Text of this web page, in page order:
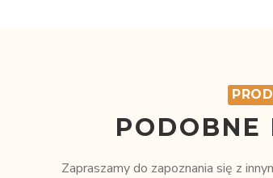
PODOBNE
Zapraszamy do zapoznania się z